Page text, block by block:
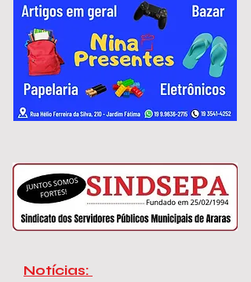
variam de R$ 2.967,51 a R$ 3.306,26.
Notícias: